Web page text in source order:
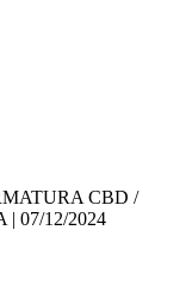
CBD /
07/12/2024